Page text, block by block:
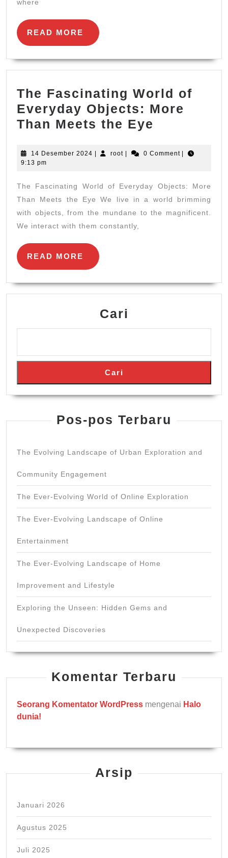
where
READ MORE
READ
MORE
The Fascinating World of
Everyday Objects: More
Than Meets the Eye
World
Everyday
Objects:
More
14 Desember 2024 14
rootroot 0 Comment
9:13 pm
The Fascinating World of Everyday Objects: More
Than Meets the Eye We live in a world brimming
with objects, from the mundane to the magnificent.
We interact with them constantly,
READ MORE
READ
MORE
Cari
Cari
Pos-pos Terbaru
The Evolving Landscape of Urban Exploration and
Community Engagement
The Ever-Evolving World of Online Exploration
The Ever-Evolving Landscape of Online
Entertainment
The Ever-Evolving Landscape of Home
Improvement and Lifestyle
Exploring the Unseen: Hidden Gems and
Unexpected Discoveries
Komentar Terbaru
Seorang Komentator WordPress mengenai Halo
dunia!
Arsip
Januari 2026
Agustus 2025
Juli 2025